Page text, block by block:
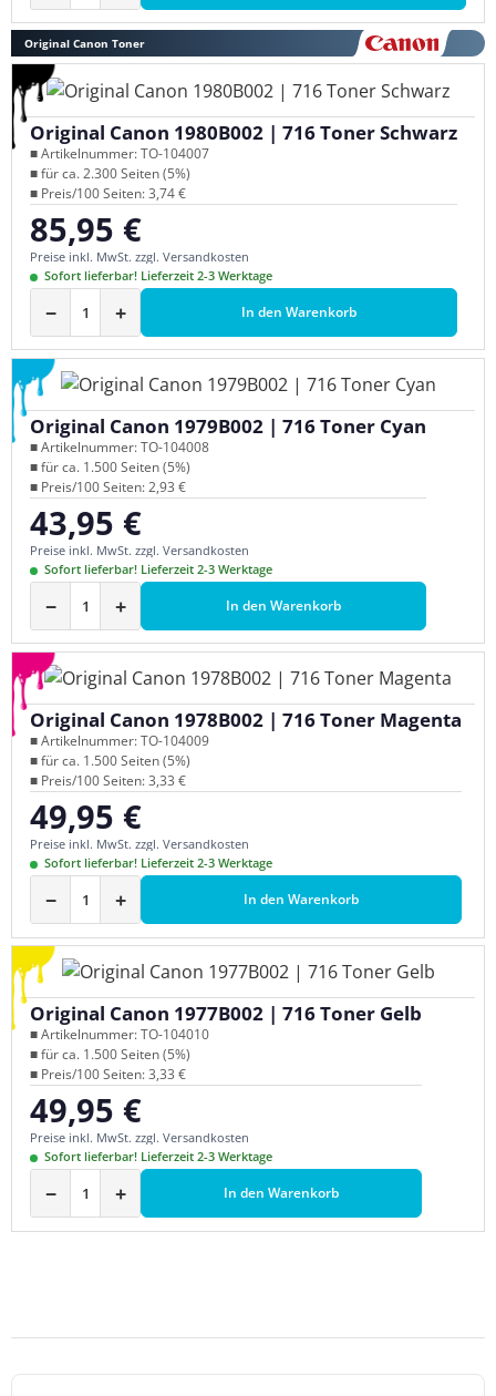
Original Canon Toner
Original Canon 1980B002 | 716 Toner Schwarz
■ Artikelnummer: TO-104007
■ für ca. 2.300 Seiten (5%)
■ Preis/100 Seiten: 3,74 €
Regulärer Preis:
85,95 €
Preise inkl. MwSt. zzgl. Versandkosten
Sofort lieferbar! Lieferzeit 2-3 Werktage
− + In den Warenkorb
Original Canon 1979B002 | 716 Toner Cyan
■ Artikelnummer: TO-104008
■ für ca. 1.500 Seiten (5%)
■ Preis/100 Seiten: 2,93 €
Regulärer Preis:
43,95 €
Preise inkl. MwSt. zzgl. Versandkosten
Sofort lieferbar! Lieferzeit 2-3 Werktage
− + In den Warenkorb
Original Canon 1978B002 | 716 Toner Magenta
■ Artikelnummer: TO-104009
■ für ca. 1.500 Seiten (5%)
■ Preis/100 Seiten: 3,33 €
Regulärer Preis:
49,95 €
Preise inkl. MwSt. zzgl. Versandkosten
Sofort lieferbar! Lieferzeit 2-3 Werktage
− + In den Warenkorb
Original Canon 1977B002 | 716 Toner Gelb
■ Artikelnummer: TO-104010
■ für ca. 1.500 Seiten (5%)
■ Preis/100 Seiten: 3,33 €
Regulärer Preis:
49,95 €
Preise inkl. MwSt. zzgl. Versandkosten
Sofort lieferbar! Lieferzeit 2-3 Werktage
− + In den Warenkorb